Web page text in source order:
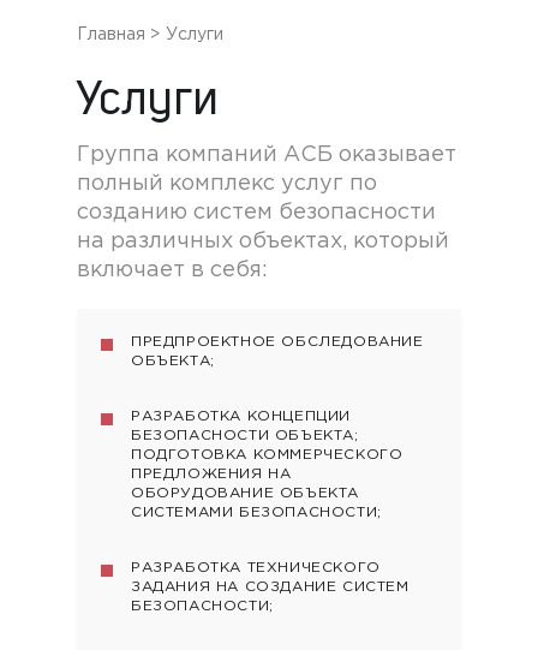
Главная > Услуги
Услуги
Группа компаний АСБ оказывает
полный комплекс услуг по
созданию систем безопасности
на различных объектах, который
включает в себя:
ПРЕДПРОЕКТНОЕ ОБСЛЕДОВАНИЕ
ОБЪЕКТА;
РАЗРАБОТКА КОНЦЕПЦИИ
БЕЗОПАСНОСТИ ОБЪЕКТА;
ПОДГОТОВКА КОММЕРЧЕСКОГО
ПРЕДЛОЖЕНИЯ НА
ОБОРУДОВАНИЕ ОБЪЕКТА
СИСТЕМАМИ БЕЗОПАСНОСТИ;
РАЗРАБОТКА ТЕХНИЧЕСКОГО
ЗАДАНИЯ НА СОЗДАНИЕ СИСТЕМ
БЕЗОПАСНОСТИ;